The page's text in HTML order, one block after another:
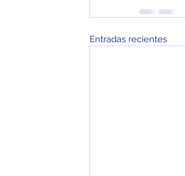
Entradas recientes